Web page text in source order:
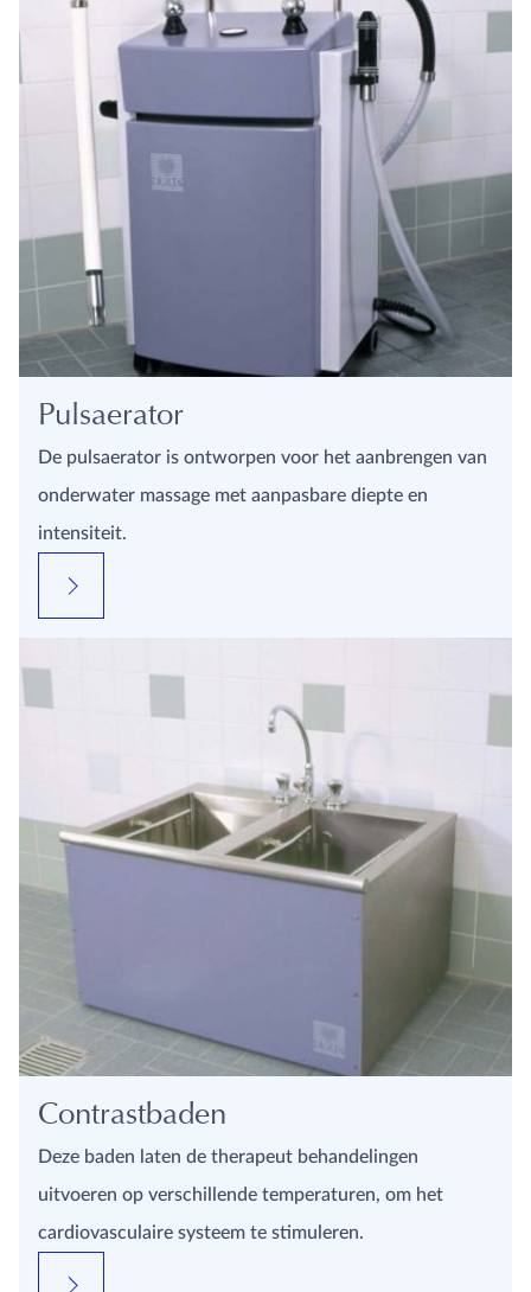
Pulsaerator
De pulsaerator is ontworpen voor het aanbrengen van
onderwater massage met aanpasbare diepte en
intensiteit.
Contrastbaden
Deze baden laten de therapeut behandelingen
uitvoeren op verschillende temperaturen, om het
cardiovasculaire systeem te stimuleren.